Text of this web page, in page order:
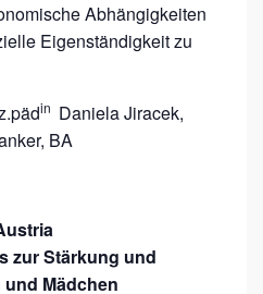
Abhängigkeiten
Eigenständigkeit zu
in Daniela Jiracek,
BA
zur Stärkung und
Mädchen